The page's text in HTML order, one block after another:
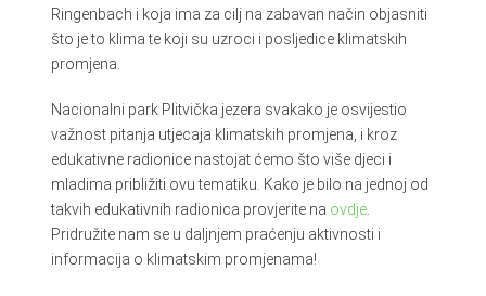
Ringenbach i koja ima za cilj na zabavan način objasniti
što je to klima te koji su uzroci i posljedice klimatskih
promjena.
Nacionalni park Plitvička jezera svakako je osvijestio
važnost pitanja utjecaja klimatskih promjena, i kroz
edukativne radionice nastojat ćemo što više djeci i
mladima približiti ovu tematiku. Kako je bilo na jednoj od
takvih edukativnih radionica provjerite na ovdje.
Pridružite nam se u daljnjem praćenju aktivnosti i
informacija o klimatskim promjenama!